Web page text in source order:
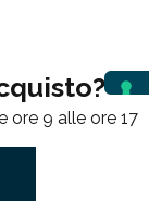
ore 9 alle ore 17